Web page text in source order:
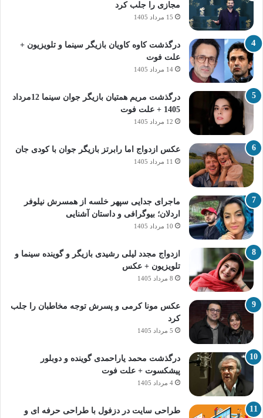
مجازی را جلب کرد
15 مرداد 1405
درگذشت کاوه کاویان بازیگر سینما و تلویزیون +
علت فوت
14 مرداد 1405
درگذشت مریم همتیان بازیگر جوان سینما 12مرداد
1405 + علت فوت
12 مرداد 1405
عکس ازدواج اما رابرتز بازیگر جوان با کودی جان
11 مرداد 1405
ماجرای جدایی سپهر خلسه از همسرش نیلوفر
اردلان؛ بیوگرافی و داستان آشنایی
10 مرداد 1405
ازدواج مجدد لیلی رشیدی بازیگر و گوینده سینما و
تلویزیون + عکس
8 مرداد 1405
عکس مونا کرمی و پسرش توجه مخاطبان را جلب
کرد
5 مرداد 1405
درگذشت محمد یاراحمدی گوینده و دوبلور
پیشکسوت + علت فوت
4 مرداد 1405
طراحی سایت در دزفول با طراحی حرفه‌ ای و